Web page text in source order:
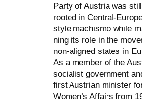
Party of Austria was
roo­ted in Central-
style machis­mo while
ning its role in the
non-ali­gned sta­tes in
As a mem­ber of the
socia­list govern­ment
first Austrian minis­ter
Women’s Affairs from